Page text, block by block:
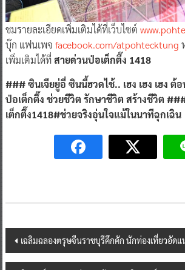
ชมรายละเอียดเพิ่มเติมได้ที่เว็บไซต์
บุ๊ก แฟนเพจ facebook.com/atpohtecktung
เพิ่มเติมได้ที่สายด่วนป่อเต็กตึ๊ง 1418
### ซินเจียยู่อี่ ซินนี้ฮวดไช้.. เฮง เฮง เฮง
ป่อเต็กตึ๊ง ช่วยชีวิต รักษาชีวิต สร้างชีวิต
เต็กตึ๊ง1418#ช่วยจริงอุ่นใจแม้ในนาทีฉุกเฉิน
Post
navigation
เฉลิมฉลองตรุษจีนราชบุรีคึกคัก นักท่องเที่ยวอัด